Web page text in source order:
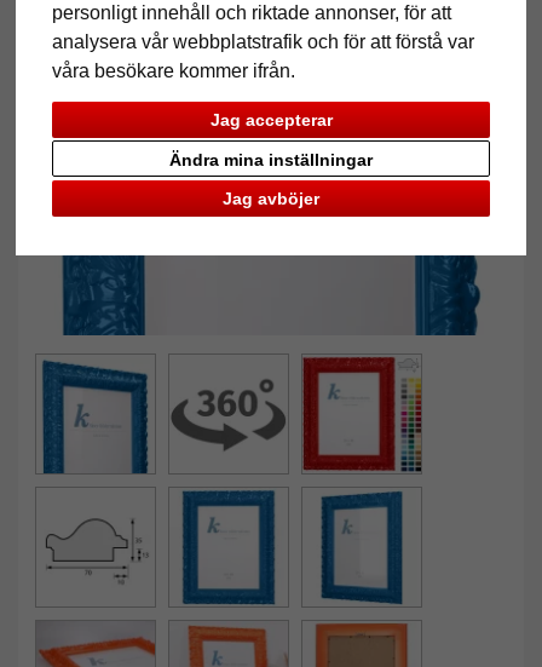
personligt innehåll och riktade annonser, för att
analysera vår webbplatstrafik och för att förstå var
våra besökare kommer ifrån.
Jag accepterar
Jag avböjer
Ändra mina inställningar
Tillbaka